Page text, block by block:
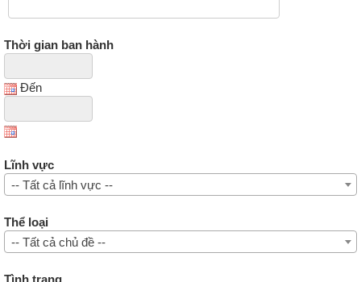
Thời gian ban hành
Đến
Lĩnh vực
-- Tất cả lĩnh vực --
Thể loại
-- Tất cả chủ đề --
Tình trạng